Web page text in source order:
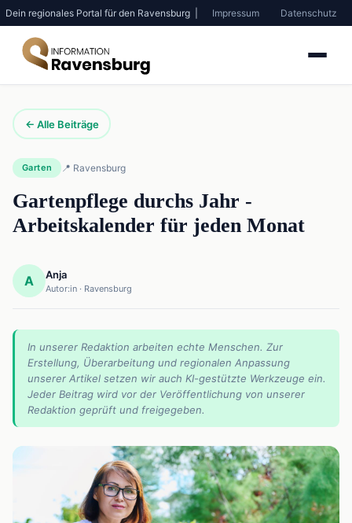
Dein regionales Portal für den Ravensburg | Impressum Datenschutz
← Alle Beiträge
Garten 📍 Ravensburg
Gartenpflege durchs Jahr -
Arbeitskalender für jeden Monat
A Anja
Autor:in · Ravensburg
In unserer Redaktion arbeiten echte Menschen. Zur
Erstellung, Überarbeitung und regionalen Anpassung
unserer Artikel setzen wir auch KI-gestützte Werkzeuge ein.
Jeder Beitrag wird vor der Veröffentlichung von unserer
Redaktion geprüft und freigegeben.